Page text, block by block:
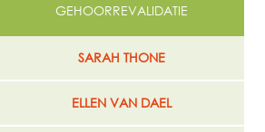
GEHOORREVALIDATIE
SARAH THONE
ELLEN VAN DAEL